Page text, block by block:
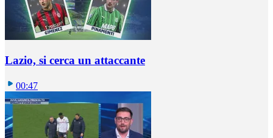
Lazio, si cerca un attaccante
00:47